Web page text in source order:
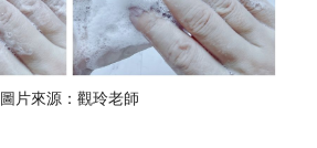
圖片來源：觀玲老師